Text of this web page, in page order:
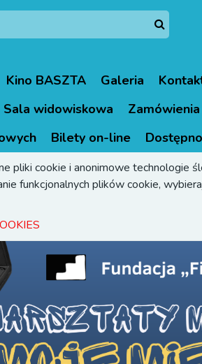
Kino BASZTA Galeria
Sala widowiskowa
Bilety on-line
pliki cookie i anonimowe technologie
funkcjonalnych plików cookie,